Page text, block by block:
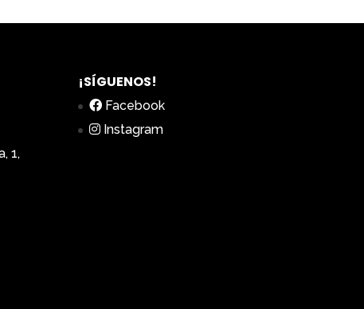
1,
¡SÍGUENOS!
Facebook
Instagram